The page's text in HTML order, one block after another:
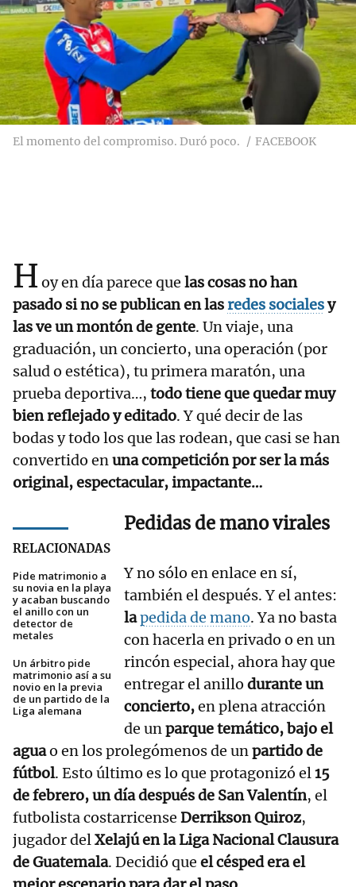
El momento del compromiso. Duró poco. FACEBOOK
H oy en día parece que las cosas no han
pasado si no se publican en lasredes socialesy
las ve un montón de gente. Un viaje, una
graduación, un concierto, una operación (por
salud o estética), tu primera maratón, una
prueba deportiva…, todo tiene que quedar muy
bien reflejado y editado. Y qué decir de las
bodas y todo los que las rodean, que casi se han
convertido enuna competición por ser la más
original, espectacular, impactante…
RELACIONADAS
Pide matrimonio a
su novia en la playa
y acaban buscando
el anillo con un
detector de
metales
Un árbitro pide
matrimonio así a su
novio en la previa
de un partido de la
Liga alemana
Pedidas de mano virales
Y no sólo en enlace en sí,
también el después. Y el antes:
lapedida de mano. Ya no basta
con hacerla en privado o en un
rincón especial, ahora hay que
entregar el anillo durante un
concierto,en plena atracción
de unparque temático, bajo el
aguao en los prolegómenos de unpartido de
fútbol. Esto último es lo que protagonizó el15
de febrero, un día después de San Valentín, el
futbolista costarricense Derrikson Quiroz,
jugador delXelajú en la Liga Nacional Clausura
de Guatemala. Decidió que el césped era el